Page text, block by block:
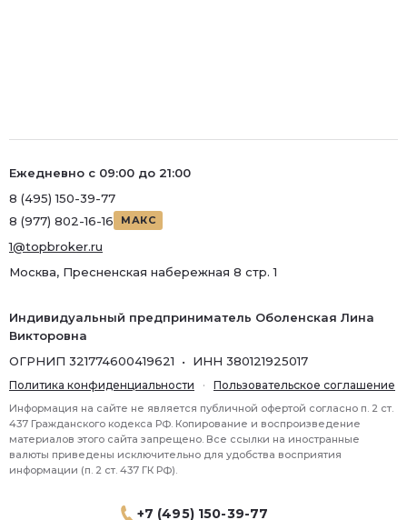
Район
Метро
Метро
+7 (495) 150-39-77
Ежедневно с 09:00 до 21:00
8 (495) 150-39-77
8 (977) 802-16-16
МАКС
1@topbroker.ru
Москва, Пресненская набережная 8 стр. 1
Индивидуальный предприниматель Оболенская Лина
Викторовна
ОГРНИП 321774600419621 • ИНН 380121925017
Политика конфиденциальности · Пользовательское соглашение
Информация на сайте не является публичной офертой согласно п. 2 ст.
437 Гражданского кодекса РФ. Копирование и воспроизведение
материалов этого сайта запрещено. Все ссылки на иностранные
валюты приведены исключительно для удобства восприятия
информации (п. 2 ст. 437 ГК РФ).